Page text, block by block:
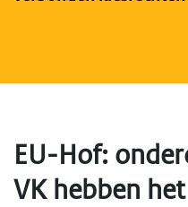
EU-Hof:
VK hebben